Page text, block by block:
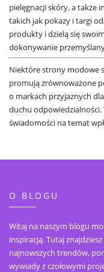
pielęgnacji skóry, a także
takich jak pokazy i targi
produkty i dzielą się
dokonywanie
Niektóre strony modowe
promują zrównoważone
o markach przyjaznych
duchu odpowiedzialności.
świadomości na temat
O BLOGU
Witaj na naszym blogu
inspiracją. Tutaj
najnowszych trendów,
wywiady z czołowymi